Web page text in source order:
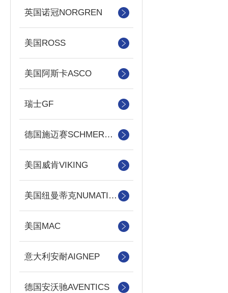
英国诺冠NORGREN
美国ROSS
美国阿斯卡ASCO
瑞士GF
德国施迈赛SCHMERSAL
美国威肯VIKING
美国纽曼蒂克NUMATICS
美国MAC
意大利安耐AIGNEP
德国安沃驰AVENTICS